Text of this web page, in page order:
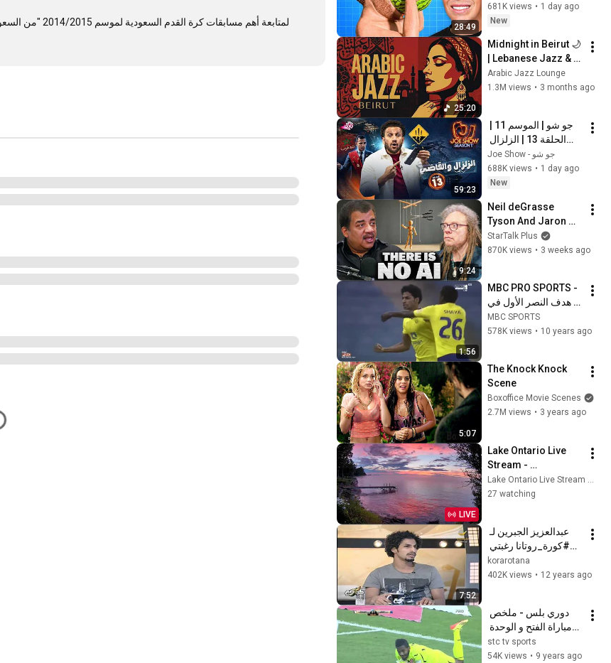
28:49
681K views • 1 day ago
New
25:20
Midnight in Beirut 🌙
| Lebanese Jazz &
Oud Melodies for
Relaxation & Deep
Arabic Jazz Lounge
1.3M views • 3 months ago
59:23
والقاضي
Joe Show - جو شو
688K views • 1 day ago
New
9:24
Neil deGrasse
Tyson And Jaron
Lanier on the AI
Illusion
StarTalk Plus
870K views • 3 weeks ago
1:56
MBC PRO SPORTS -
هدف النصر الأول في
الاتحاد عبد العزيز
الجبرين
MBC SPORTS
578K views • 10 years ago
5:07
The Knock Knock
Scene
Boxoffice Movie Scenes
2.7M views • 3 years ago
LIVE
Lake Ontario Live
Stream -
Lyndonville, NY
27 watching
7:52
النصر والهلال له كل
الإحترام والتقدير
korarotana
402K views • 12 years ago
في الجولة 11 من دوري
جميل
stc tv sports
54K views • 9 years ago